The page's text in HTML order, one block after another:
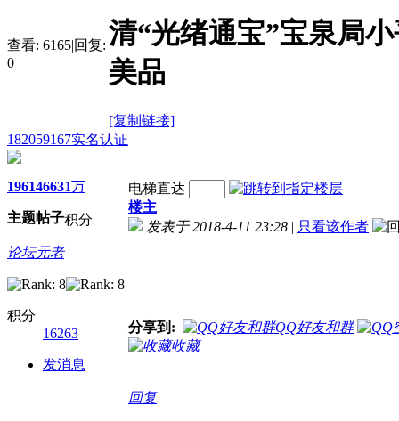
查看: 6165|回复:
0
清“光绪通宝”宝泉局
美品
[复制链接]
182059167实名认证
1961
主题
4663
帖子
1万
积分
论坛元老
积分
16263
发消息
电梯直达
楼主
发表于 2018-4-11 23:28 | 只看该作者
分享到:
QQ好友和群
收藏
回复